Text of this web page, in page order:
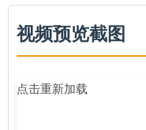
视频预览截图
点击重新加载